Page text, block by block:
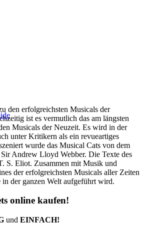
den erfolgreichsten Musicals der
ist es vermutlich das am längsten
Musicals der Neuzeit. Es wird in der
unter Kritikern als ein revueartiges
wurde das Musical Cats von dem
Andrew Lloyd Webber. Die Texte des
S. Eliot. Zusammen mit Musik und
der erfolgreichsten Musicals aller Zeiten
in der ganzen Welt aufgeführt wird.
online kaufen!
und EINFACH!